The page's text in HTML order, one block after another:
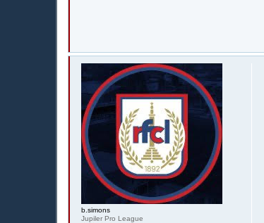
b.simons
Jupiler Pro League